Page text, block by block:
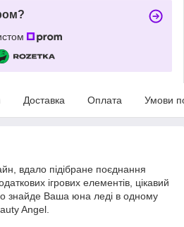
Доставка Оплата Умови
вдало підібране поєднання
ігрових елементів, цікавий
знайде Ваша юна леді в одному
Angel.